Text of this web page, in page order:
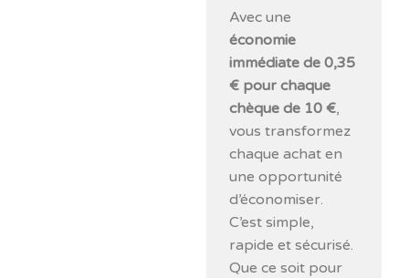
Avec une
économie
immédiate de 0,35
€ pour chaque
chèque de 10 €,
vous transformez
chaque achat en
une opportunité
d’économiser.
C’est simple,
rapide et sécurisé.
Que ce soit pour